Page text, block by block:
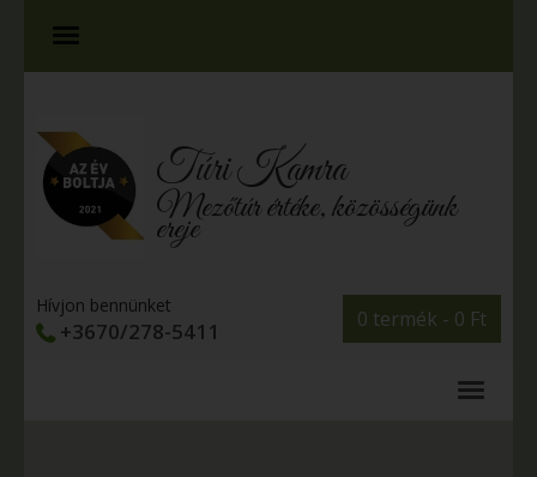
Túri Kamra
Mezőtúr értéke, közösségünk
ereje
0 termék - 0 Ft
Hívjon bennünket
+3670/278-5411